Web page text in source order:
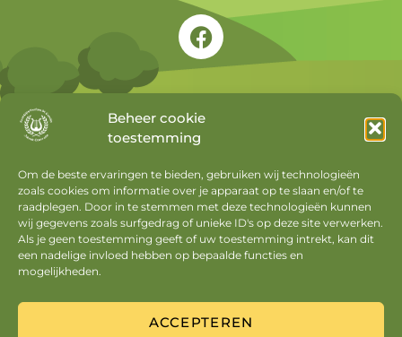
Beheer cookie
toestemming
Om de beste ervaringen te bieden, gebruiken wij technologieën
zoals cookies om informatie over je apparaat op te slaan en/of te
raadplegen. Door in te stemmen met deze technologieën kunnen
wij gegevens zoals surfgedrag of unieke ID's op deze site verwerken.
Als je geen toestemming geeft of uw toestemming intrekt, kan dit
een nadelige invloed hebben op bepaalde functies en
mogelijkheden.
ACCEPTEREN
Snel naar
Agenda
Nieuws
Privacyverklaring
Mijn account